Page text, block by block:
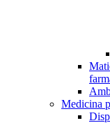
Medicina